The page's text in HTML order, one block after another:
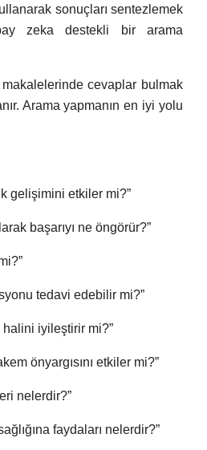
sonuçları sentezlemek
zeka destekli bir arama
cevaplar bulmak
Arama yapmanın en iyi yolu
gelişimini etkiler mi?”
başarıyı ne öngörür?”
tedavi edebilir mi?”
halini iyileştirir mi?”
önyargısını etkiler mi?”
nelerdir?”
faydaları nelerdir?”